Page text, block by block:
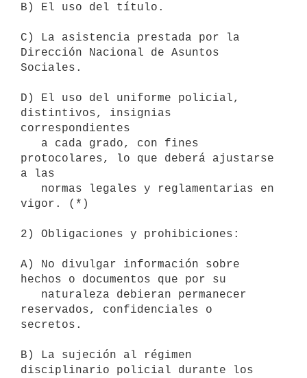
B) El uso del título.
C) La asistencia prestada por la
Dirección Nacional de Asuntos
Sociales.
D) El uso del uniforme policial,
distintivos, insignias
correspondientes
protocolares, lo que deberá ajustarse
a las
vigor. (*)
2) Obligaciones y prohibiciones:
A) No divulgar información sobre
hechos o documentos que por su
reservados, confidenciales o
secretos.
B) La sujeción al régimen
disciplinario policial durante los